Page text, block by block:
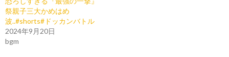
祭親子三大かめはめ
波..#shorts#ドッカンバトル
2024年9月20日
bgm